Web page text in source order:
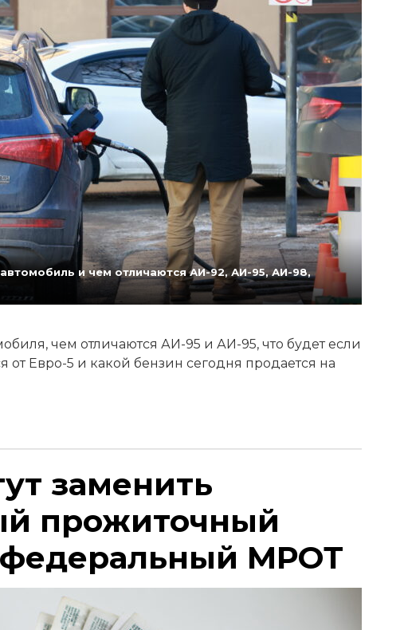
и чем отличаются АИ-92, АИ-95, АИ-98,
чем отличаются АИ-95 и АИ-95, что будет если
от Евро-5 и какой бензин сегодня продается на
заменить
прожиточный
МРОТ